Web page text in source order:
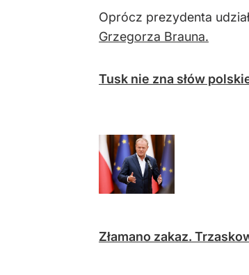
Oprócz prezydenta
Grzegorza Brauna.
Tusk nie zna słów
Złamano zakaz.